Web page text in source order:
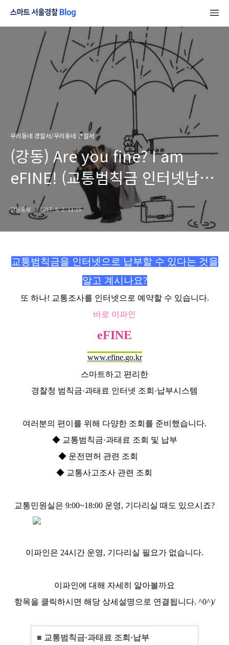
우리동네 경찰서/우리동네 경찰서
(강동) Are you fine? I am
eFINE! (교통범칙금 인터넷납부,
교통조사 예약)
강동홍보 2017. 6. 2. 11:15
교통범칙금을 인터넷으로 납부할 수 있다는 것을
알고 계시나요?
또 하나! 교통조사를 인터넷으로 예약할 수 있습니다.
바로 이파인
eFINE
www.efine.go.kr
스마트하고 편리한
경찰청 범칙금·과태료 인터넷 조회·납부시스템
여러분의 편이를 위해 다양한 조회를 준비했습니다.
◆ 교통범칙금·과태료 조회 및 납부
◆ 운전면허 관련 조회
◆ 교통사고조사 관련 조회
교통민원실은 9:00~18:00 운영, 기다리실 때도 있으시죠?
이파인은 24시간 운영, 기다리실 필요가 없습니다.
이파인에 대해 자세히 알아볼까요
항목을 클릭하시면 해당 상세설명으로 연결됩니다. ^0^)/
■ 교통범칙금·과태료 조회 ·납부